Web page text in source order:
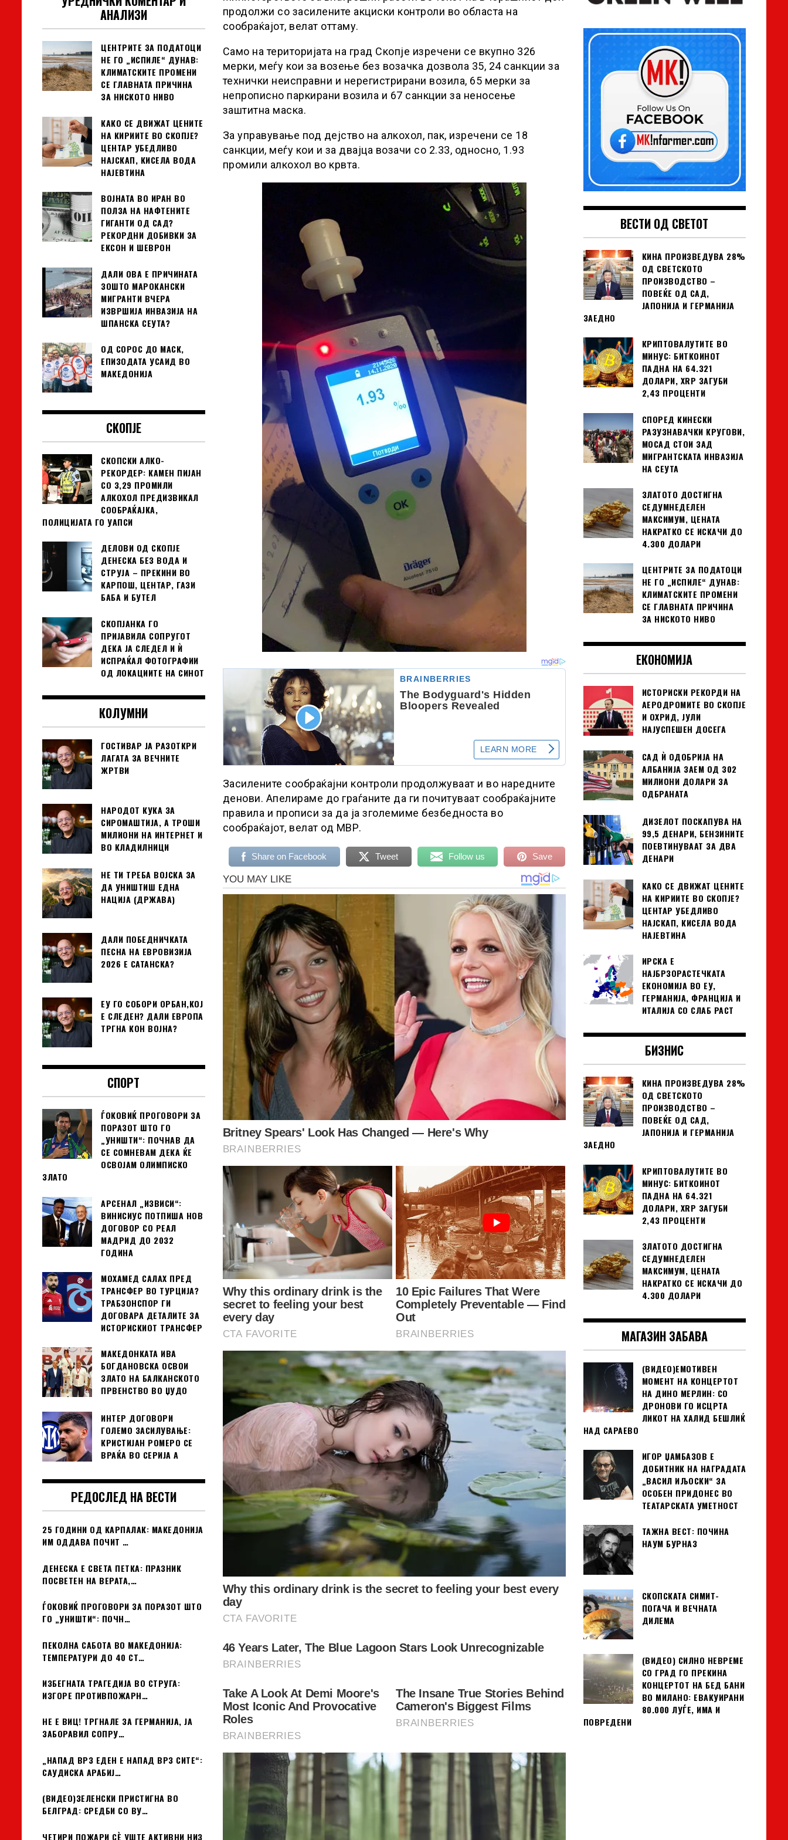
продолжи со засилените акциски контроли во областа на
сообраќајот, велат оттаму.
Само на територијата на град Скопје изречени се вкупно 326
мерки, меѓу кои за возење без возачка дозвола 35, 24 санкции за
технички неисправни и нерегистрирани возила, 65 мерки за
непрописно паркирани возила и 67 санкции за неносење
заштитна маска.
За управување под дејство на алкoxoл, пак, изречени се 18
санкции, меѓу кои и за двајца возачи со 2.33, односно, 1.93
промили алкохол во крвта.
Засилените сообраќајни контроли продолжуваат и во наредните
денови. Апелираме до граѓаните да ги почитуваат сообраќајните
правила и прописи за да ја зголемиме безбеднocта во
сообраќајот, велат од МВР.
Share on Facebook Tweet Follow us Save
АНАЛИЗИ
ЦЕНТРИТЕ ЗА ПОДАТОЦИ
НЕ ГО „ИСПИЛЕ“ ДУНАВ:
КЛИМАТСКИТЕ ПРОМЕНИ
СЕ ГЛАВНАТА ПРИЧИНА
ЗА НИСКОТО НИВО
КАКО СЕ ДВИЖАТ ЦЕНИТЕ
НА КИРИИТЕ ВО СКОПЈЕ?
ЦЕНТАР УБЕДЛИВО
НАЈСКАП, КИСЕЛА ВОДА
НАЈЕВТИНА
ВОЈНАТА ВО ИРАН ВО
ПОЛЗА НА НАФТЕНИТЕ
ГИГАНТИ ОД САД?
РЕКОРДНИ ДОБИВКИ ЗА
ЕКСОН И ШЕВРОН
ДАЛИ ОВА Е ПРИЧИНАТА
ЗОШТО МАРОКАНСКИ
МИГРАНТИ ВЧЕРА
ИЗВРШИЈА ИНВАЗИЈА НА
ШПАНСКА СЕУТА?
ОД СОРОС ДО МАСК,
ЕПИЗОДАТА УСАИД ВО
МАКЕДОНИЈА
СКОПЈЕ
СКОПСКИ АЛКО-
РЕКОРДЕР: КАМЕН ПИЈАН
СО 3,29 ПРОМИЛИ
АЛКОХОЛ ПРЕДИЗВИКАЛ
СООБРАЌАЈКА,
ПОЛИЦИЈАТА ГО УАПСИ
ДЕЛОВИ ОД СКОПЈЕ
ДЕНЕСКА БЕЗ ВОДА И
СТРУЈА – ПРЕКИНИ ВО
КАРПОШ, ЦЕНТАР, ГАЗИ
БАБА И БУТЕЛ
СКОПЈАНКА ГО
ПРИЈАВИЛА СОПРУГОТ
ДЕКА ЈА СЛЕДЕЛ И Ѝ
ИСПРАЌАЛ ФОТОГРАФИИ
ОД ЛОКАЦИИТЕ НА СИНОТ
КОЛУМНИ
ГОСТИВАР ЈА РАЗОТКРИ
ЛАГАТА ЗА ВЕЧНИТЕ
ЖРТВИ
НАРОДОТ КУКА ЗА
СИРОМАШТИЈА, А ТРОШИ
МИЛИОНИ НА ИНТЕРНЕТ И
ВО КЛАДИЛНИЦИ
НЕ ТИ ТРЕБА ВОЈСКА ЗА
ДА УНИШТИШ ЕДНА
НАЦИЈА (ДРЖАВА)
ДАЛИ ПОБЕДНИЧКАТА
ПЕСНА НА ЕВРОВИЗИЈА
2026 Е САТАНСКА?
ЕУ ГО СОБОРИ ОРБАН,КОЈ
Е СЛЕДЕН? ДАЛИ ЕВРОПА
ТРГНА КОН ВОЈНА?
СПОРТ
ЃОКОВИЌ ПРОГОВОРИ ЗА
ПОРАЗОТ ШТО ГО
„УНИШТИ“: ПОЧНАВ ДА
СЕ СОМНЕВАМ ДЕКА ЌЕ
ОСВОЈАМ ОЛИМПИСКО
ЗЛАТО
АРСЕНАЛ „ИЗВИСИ“:
ВИНИСИУС ПОТПИША НОВ
ДОГОВОР СО РЕАЛ
МАДРИД ДО 2032
ГОДИНА
МОХАМЕД САЛАХ ПРЕД
ТРАНСФЕР ВО ТУРЦИЈА?
ТРАБЗОНСПОР ГИ
ДОГОВАРА ДЕТАЛИТЕ ЗА
ИСТОРИСКИОТ ТРАНСФЕР
МАКЕДОНКАТА ИВА
БОГДАНОВСКА ОСВОИ
ЗЛАТО НА БАЛКАНСКОТО
ПРВЕНСТВО ВО ЏУДО
ИНТЕР ДОГОВОРИ
ГОЛЕМО ЗАСИЛУВАЊЕ:
КРИСТИЈАН РОМЕРО СЕ
ВРАЌА ВО СЕРИЈА А
РЕДОСЛЕД НА ВЕСТИ
25 ГОДИНИ ОД КАРПАЛАК: МАКЕДОНИЈА
ИМ ОДДАВА ПОЧИТ …
ДЕНЕСКА Е СВЕТА ПЕТКА: ПРАЗНИК
ПОСВЕТЕН НА ВЕРАТА,…
ЃОКОВИЌ ПРОГОВОРИ ЗА ПОРАЗОТ ШТО
ГО „УНИШТИ“: ПОЧН…
ПЕКОЛНА САБОТА ВО МАКЕДОНИЈА:
ТЕМПЕРАТУРИ ДО 40 СТ…
ИЗБЕГНАТА ТРАГЕДИЈА ВО СТРУГА:
ИЗГОРЕ ПРОТИВПОЖАРН…
НЕ Е ВИЦ! ТРГНАЛЕ ЗА ГЕРМАНИЈА, ЈА
ЗАБОРАВИЛ СОПРУ…
„НАПАД ВРЗ ЕДЕН Е НАПАД ВРЗ СИТЕ“:
САУДИСКА АРАБИЈ…
(ВИДЕО)ЗЕЛЕНСКИ ПРИСТИГНА ВО
БЕЛГРАД: СРЕДБИ СО ВУ…
ЧЕТИРИ ПОЖАРИ СÈ УШТЕ АКТИВНИ НИЗ
ВЕСТИ ОД СВЕТОТ
КИНА ПРОИЗВЕДУВА 28%
ОД СВЕТСКОТО
ПРОИЗВОДСТВО –
ПОВЕЌЕ ОД САД,
ЈАПОНИЈА И ГЕРМАНИЈА
ЗАЕДНО
КРИПТОВАЛУТИТЕ ВО
МИНУС: БИТКОИНОТ
ПАДНА НА 64.321
ДОЛАРИ, XRP ЗАГУБИ
2,43 ПРОЦЕНТИ
СПОРЕД КИНЕСКИ
РАЗУЗНАВАЧКИ КРУГОВИ,
МОСАД СТОИ ЗАД
МИГРАНТСКАТА ИНВАЗИЈА
НА СЕУТА
ЗЛАТОТО ДОСТИГНА
СЕДУМНЕДЕЛЕН
МАКСИМУМ, ЦЕНАТА
НАКРАТКО СЕ ИСКАЧИ ДО
4.300 ДОЛАРИ
ЦЕНТРИТЕ ЗА ПОДАТОЦИ
НЕ ГО „ИСПИЛЕ“ ДУНАВ:
КЛИМАТСКИТЕ ПРОМЕНИ
СЕ ГЛАВНАТА ПРИЧИНА
ЗА НИСКОТО НИВО
ЕКОНОМИЈА
ИСТОРИСКИ РЕКОРДИ НА
АЕРОДРОМИТЕ ВО СКОПЈЕ
И ОХРИД, ЈУЛИ
НАЈУСПЕШЕН ДОСЕГА
САД Ѝ ОДОБРИЈА НА
АЛБАНИЈА ЗАЕМ ОД 302
МИЛИОНИ ДОЛАРИ ЗА
ОДБРАНАТА
ДИЗЕЛОТ ПОСКАПУВА НА
99,5 ДЕНАРИ, БЕНЗИНИТЕ
ПОЕВТИНУВААТ ЗА ДВА
ДЕНАРИ
КАКО СЕ ДВИЖАТ ЦЕНИТЕ
НА КИРИИТЕ ВО СКОПЈЕ?
ЦЕНТАР УБЕДЛИВО
НАЈСКАП, КИСЕЛА ВОДА
НАЈЕВТИНА
ИРСКА Е
НАЈБРЗОРАСТЕЧКАТА
ЕКОНОМИЈА ВО ЕУ,
ГЕРМАНИЈА, ФРАНЦИЈА И
ИТАЛИЈА СО СЛАБ РАСТ
БИЗНИС
КИНА ПРОИЗВЕДУВА 28%
ОД СВЕТСКОТО
ПРОИЗВОДСТВО –
ПОВЕЌЕ ОД САД,
ЈАПОНИЈА И ГЕРМАНИЈА
ЗАЕДНО
КРИПТОВАЛУТИТЕ ВО
МИНУС: БИТКОИНОТ
ПАДНА НА 64.321
ДОЛАРИ, XRP ЗАГУБИ
2,43 ПРОЦЕНТИ
ЗЛАТОТО ДОСТИГНА
СЕДУМНЕДЕЛЕН
МАКСИМУМ, ЦЕНАТА
НАКРАТКО СЕ ИСКАЧИ ДО
4.300 ДОЛАРИ
МАГАЗИН ЗАБАВА
(ВИДЕО)ЕМОТИВЕН
МОМЕНТ НА КОНЦЕРТОТ
НА ДИНО МЕРЛИН: СО
ДРОНОВИ ГО ИСЦРТА
ЛИКОТ НА ХАЛИД БЕШЛИЌ
НАД САРАЕВО
ИГОР ЏАМБАЗОВ Е
ДОБИТНИК НА НАГРАДАТА
„ВАСИЛ ИЉОСКИ“ ЗА
ОСОБЕН ПРИДОНЕС ВО
ТЕАТАРСКАТА УМЕТНОСТ
ТАЖНА ВЕСТ: ПОЧИНА
НАУМ БУРНАЗ
СКОПСКАТА СИМИТ-
ПОГАЧА И ВЕЧНАТА
ДИЛЕМА
(ВИДЕО) СИЛНО НЕВРЕМЕ
СО ГРАД ГО ПРЕКИНА
КОНЦЕРТОТ НА БЕД БАНИ
ВО МИЛАНО: ЕВАКУИРАНИ
80.000 ЛУЃЕ, ИМА И
ПОВРЕДЕНИ